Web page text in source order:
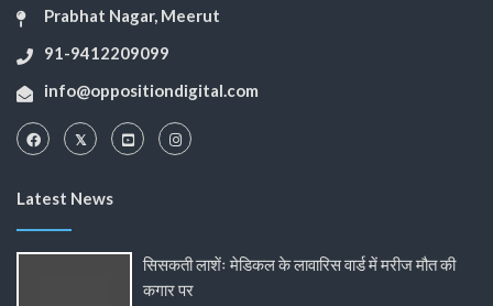
Prabhat Nagar, Meerut
91-9412209099
info@oppositiondigital.com
Latest News
सिसकती लाशेंः मेडिकल के लावारिस वार्ड में मरीज मौत की
कगार पर